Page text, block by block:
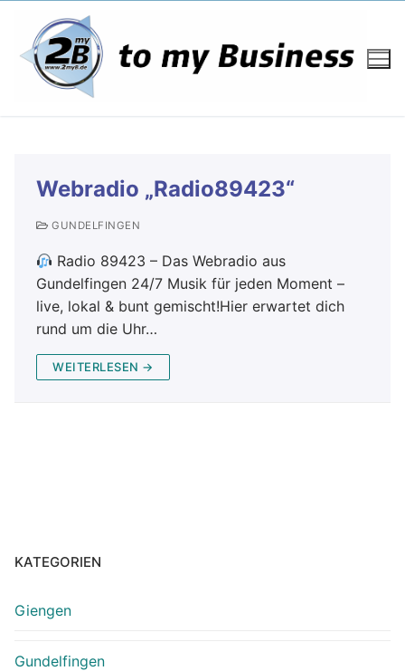
Webradio „Radio89423“
GUNDELFINGEN
Radio 89423 – Das Webradio aus
Gundelfingen 24/7 Musik für jeden Moment –
live, lokal & bunt gemischt!Hier erwartet dich
rund um die Uhr…
WEITERLESEN →
KATEGORIEN
Giengen
Gundelfingen